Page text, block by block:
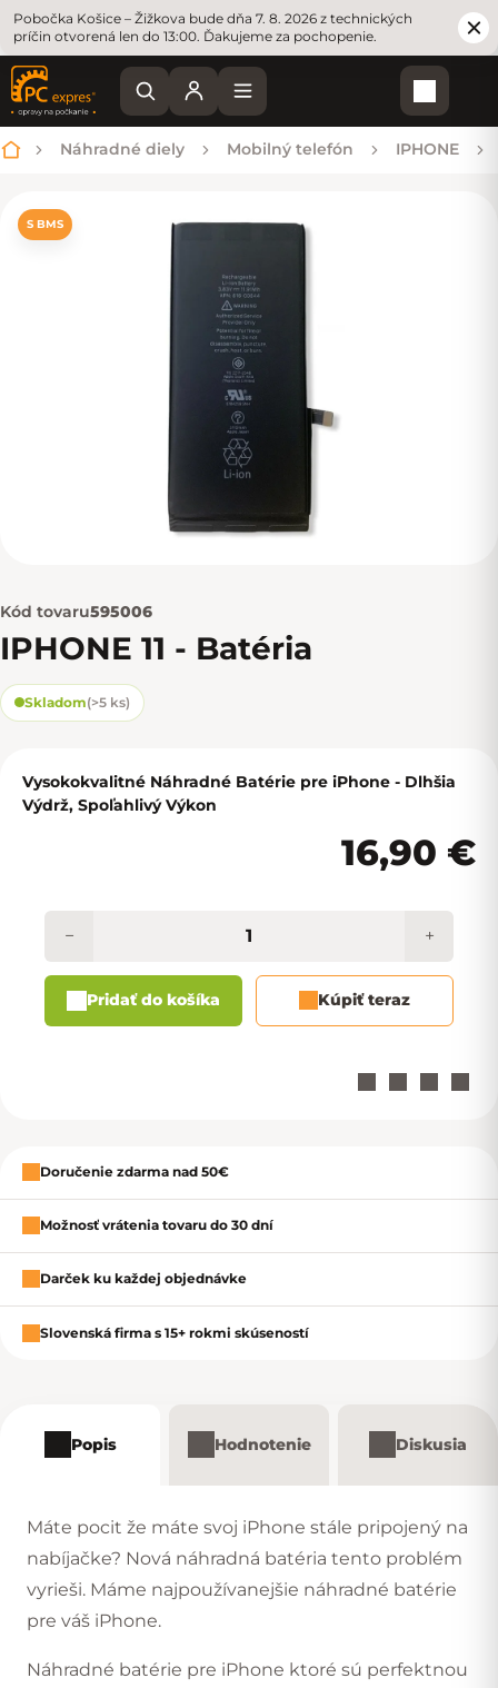
Pobočka Košice – Žižkova bude dňa 7. 8. 2026 z technických
príčin otvorená len do 13:00. Ďakujeme za pochopenie.
Domov
Náhradné diely Mobilný telefón IPHONE
S BMS
Kód tovaru595006
IPHONE 11 - Batéria
Skladom(>5 ks)
Vysokokvalitné Náhradné Batérie pre iPhone - Dlhšia
Výdrž, Spoľahlivý Výkon
16,90 €
+
−
Pridať do košíka Kúpiť teraz
Zavrieť
Doručenie zdarma nad 50€
Možnosť vrátenia tovaru do 30 dní
Darček ku každej objednávke
Slovenská firma s 15+ rokmi skúseností
Popis Hodnotenie Diskusia
Máte pocit že máte svoj iPhone stále pripojený na
nabíjačke? Nová náhradná batéria tento problém
vyrieši. Máme najpoužívanejšie náhradné batérie
pre váš iPhone.
Náhradné batérie pre iPhone ktoré sú perfektnou